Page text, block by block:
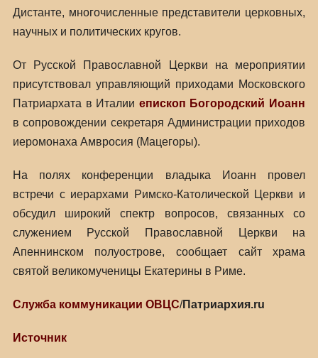
Дистанте, многочисленные представители церковных,
научных и политических кругов.
От Русской Православной Церкви на мероприятии
присутствовал управляющий приходами Московского
Патриархата в Италии епископ Богородский Иоанн
в сопровождении секретаря Администрации приходов
иеромонаха Амвросия (Мацегоры).
На полях конференции владыка Иоанн провел
встречи с иерархами Римско-Католической Церкви и
обсудил широкий спектр вопросов, связанных со
служением Русской Православной Церкви на
Апеннинском полуострове, сообщает сайт храма
святой великомученицы Екатерины в Риме.
Служба коммуникации ОВЦС/Патриархия.ru
Источник